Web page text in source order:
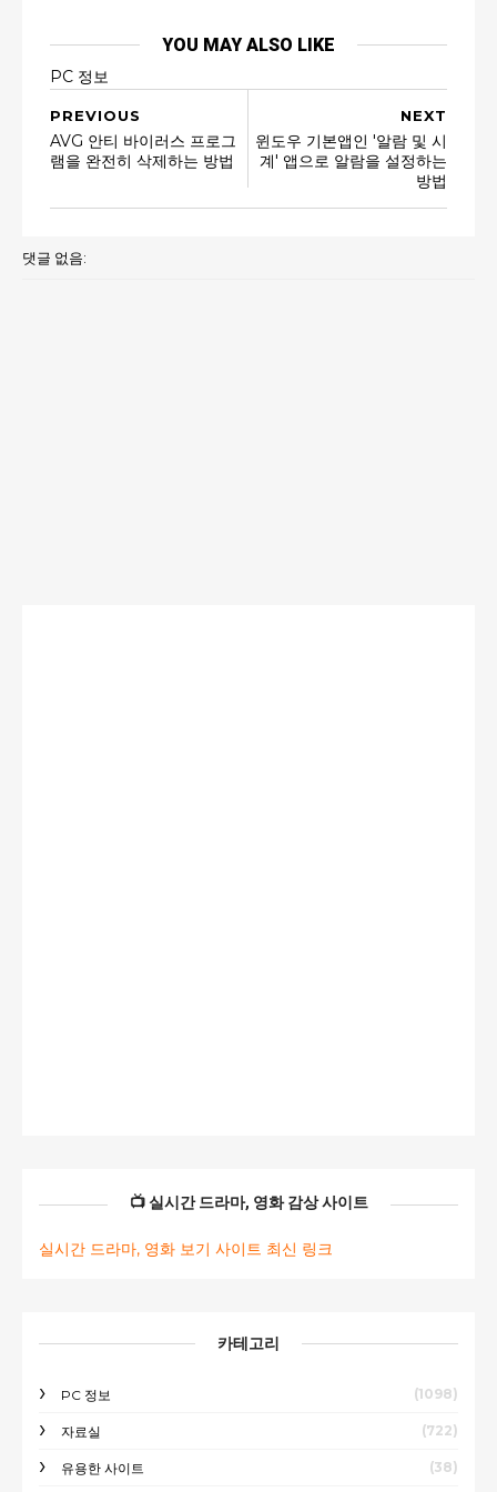
YOU MAY ALSO LIKE
PC 정보
NEXT
윈도우 기본앱인 '알람 및 시
계' 앱으로 알람을 설정하는
방법
PREVIOUS
AVG 안티 바이러스 프로그
램을 완전히 삭제하는 방법
댓글 없음:
📺 실시간 드라마, 영화 감상 사이트
실시간 드라마, 영화 보기 사이트 최신 링크
카테고리
PC 정보 (1098)
자료실 (722)
유용한 사이트 (38)